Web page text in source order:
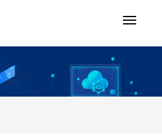
切
导